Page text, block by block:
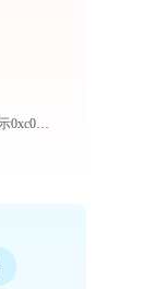
税控发票开票打开MainExecuteS.exe提示0xc000000d错误码怎么办